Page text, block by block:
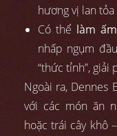
hương vị lan
Có thể làm
nhấp ngụm
“thức tỉnh”, giải
Ngoài ra, Dennes
với các món ăn
hoặc trái cây khô